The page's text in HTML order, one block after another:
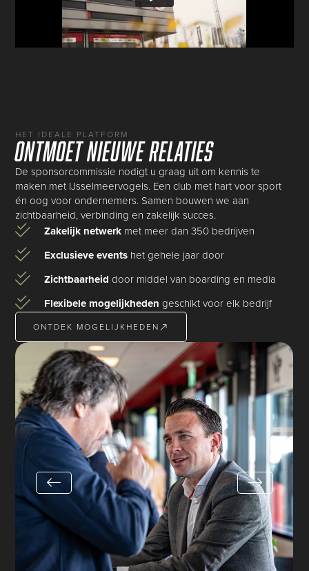
HET IDEALE PLATFORM
Ontmoet nieuwe relaties
De sponsorcommissie nodigt u graag uit om kennis te
maken met IJsselmeervogels. Een club met hart voor sport
én oog voor ondernemers. Samen bouwen we aan
zichtbaarheid, verbinding en zakelijk succes.
Zakelijk netwerkmet meer dan 350 bedrijven
Exclusieve eventshet gehele jaar door
Zichtbaarheid door middel van boarding en media
Flexibele mogelijkheden geschikt voor elk bedrijf
ONTDEK MOGELIJKHEDEN